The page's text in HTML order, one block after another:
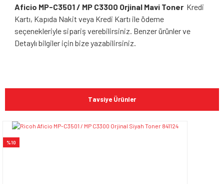
Aficio MP-C3501 / MP C3300 Orjinal Mavi Toner Kredi
Kartı, Kapıda Nakit veya Kredi Kartı ile ödeme
seçenekleriyle sipariş verebilirsiniz. Benzer ürünler ve
Detaylı bilgiler için bize yazabilirsiniz.
Bu ürüne ilk yorumu siz yapın!
Yorum Yaz
konularda yetersiz gördüğünüz noktaları öneri formunu
kullanarak tarafımıza iletebilirsiniz.
Tavsiye Ürünler
%10